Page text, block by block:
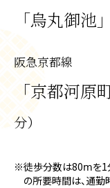
「烏丸御池
阪急京都線
「京都河原
分）
※徒歩分数は80ⅿを1
の所要時間は、通勤